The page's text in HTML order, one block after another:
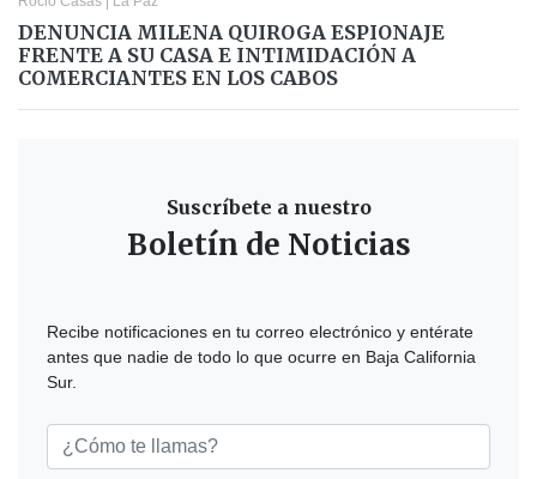
DENUNCIA MILENA QUIROGA ESPIONAJE
FRENTE A SU CASA E INTIMIDACIÓN A
COMERCIANTES EN LOS CABOS
Suscríbete a nuestro
Boletín de Noticias
Recibe notificaciones en tu correo electrónico y entérate
antes que nadie de todo lo que ocurre en Baja California
Sur.